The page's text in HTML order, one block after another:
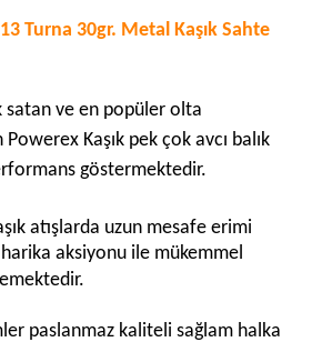
Turna 30gr. Metal Kaşık Sahte
satan ve en popüler olta
Powerex Kaşık pek çok avcı balık
göstermektedir.
atışlarda uzun mesafe erimi
aksiyonu ile mükemmel
paslanmaz kaliteli sağlam halka